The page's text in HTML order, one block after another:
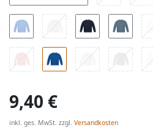
9,40 €
inkl. ges. MwSt. zzgl. Versandkosten